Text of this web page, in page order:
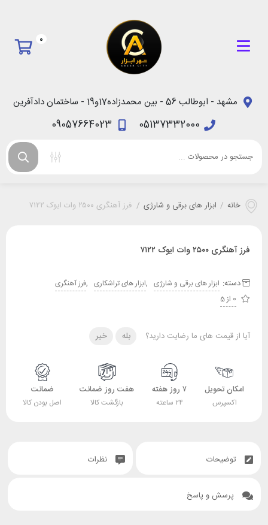
0
مشهد - ابوطالب 56 - بین محمدزاده17و19 - ساختمان دادآفرین
05137332000
09057664023
خانه / ابزار های برقی و شارژی / فرز آهنگری ۲۵۰۰ وات ایوک ۷۱۲۲
فرز آهنگری ۲۵۰۰ وات ایوک ۷۱۲۲
دسته: ابزار های برقی و شارژی ,ابزار های تراشکاری ,فرز آهنگری
0 از 5
آیا از قیمت های ما رضایت دارید؟ بله خیر
امکان تحویل
اکسپرس
۷ روز هفته
۲۴ ساعته
هفت روز ضمانت
بازگشت کالا
ضمانت
اصل بودن کالا
توضیحات نظرات
پرسش و پاسخ